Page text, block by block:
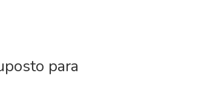
para